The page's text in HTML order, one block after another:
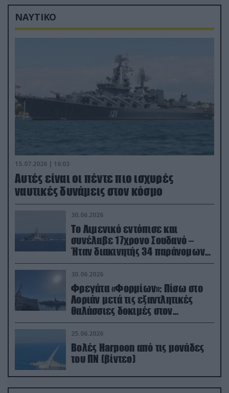
ΝΑΥΤΙΚΟ
15.07.2026 | 16:03
Aυτές είναι οι πέντε πιο ισχυρές
ναυτικές δυνάμεις στον κόσμο
30.06.2026
Το Λιμενικό εντόπισε και
συνέλαβε 17χρονο Σουδανό –
Ήταν διακινητής 34 παράνομων
μεταναστών
30.06.2026
Φρεγάτα «Φορμίων»: Πίσω στο
Λοριάν μετά τις εξαντλητικές
θαλάσσιες δοκιμές στον
απαιτητικό Βισκαϊκό
25.06.2026
Βολές Harpoon από τις μονάδες
του ΠΝ (βίντεο)